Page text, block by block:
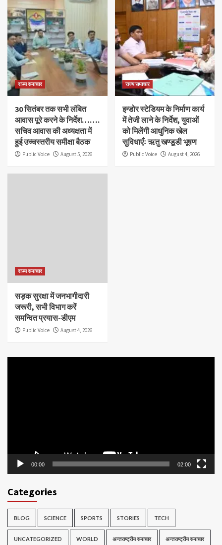
राज्य समाचार
30 सितंबर तक सभी लंबित
आवास पूरे करने के निर्देश…….
सचिव आवास की अध्यक्षता में
हुई उच्चस्तरीय समीक्षा बैठक
Public Voice August 5, 2026
राज्य समाचार
इन्डोर स्टेडियम के निर्माण कार्य
में तेजी लाने के निर्देश, युवाओं
को मिलेंगी आधुनिक खेल
सुविधाएँः ऋतु खण्डूडी भूषण
Public Voice August 4, 2026
राज्य समाचार
सड़क सुरक्षा में जनभागीदारी
जरूरी, सभी विभाग करें
समन्वित प्रयास-डीएम
Public Voice August 4, 2026
00:00 02:00
Categories
BLOG SCIENCE SPORTS STORIES TECH
UNCATEGORIZED WORLD अन्तराष्ट्रीय समाचार अन्तराष्ट्रीय समाचार